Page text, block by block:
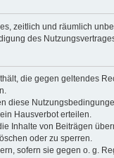
zeitlich und räumlich
des
die gegen geltendes
diese
Hausverbot erteilen.
Inhalte von Beiträgen
oder zu sperren.
sofern sie gegen o. g.